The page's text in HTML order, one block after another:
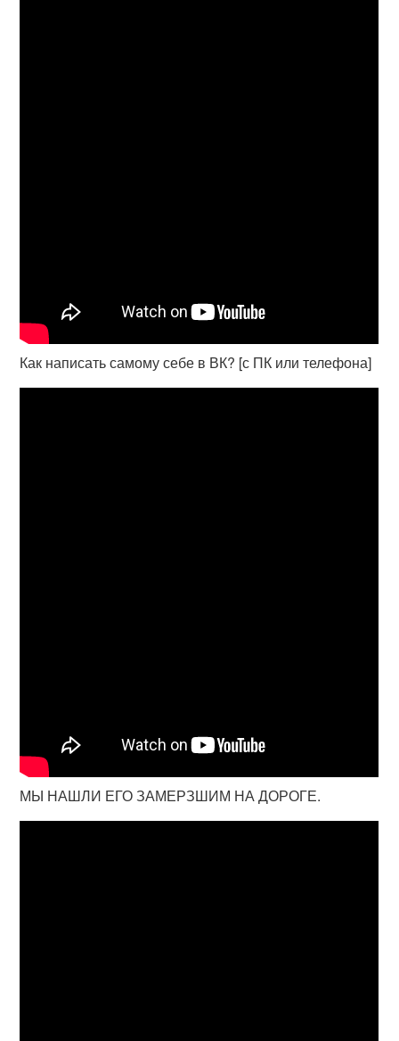
Как написать самому себе в ВК? [с ПК или телефона]
МЫ НАШЛИ ЕГО ЗАМЕРЗШИМ НА ДОРОГЕ.